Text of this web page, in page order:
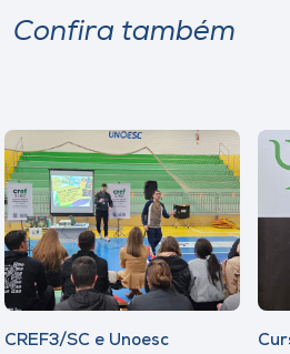
Confira também
CREF3/SC e Unoesc